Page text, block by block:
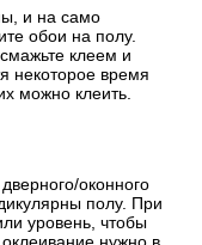
и на само
обои на полу.
клеем и
некоторое время
можно клеить.
оконного
полу. При
уровень, чтобы